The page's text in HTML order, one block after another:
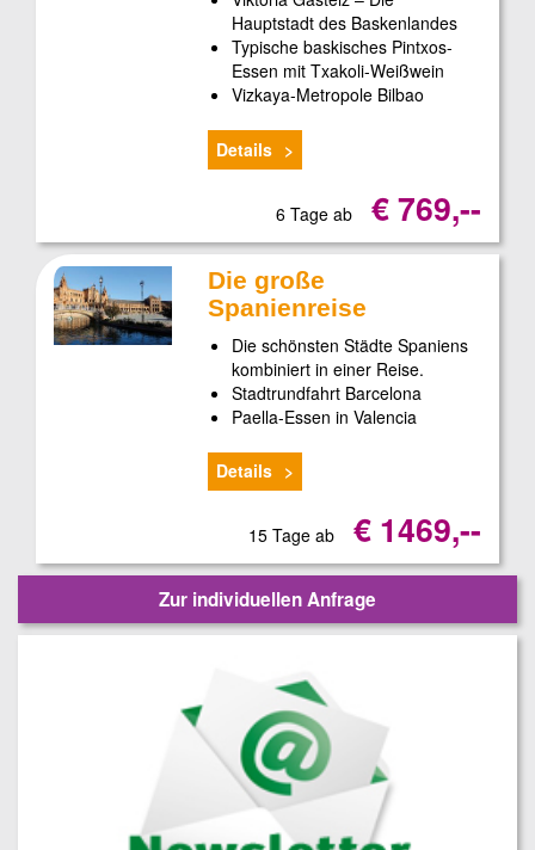
Hauptstadt des Baskenlandes
Typische baskisches Pintxos-
Essen mit Txakoli-Weißwein
Vizkaya-Metropole Bilbao
Details
6 Tage ab € 769,--
Die große
Spanienreise
Die schönsten Städte Spaniens
kombiniert in einer Reise.
Stadtrundfahrt Barcelona
Paella-Essen in Valencia
Details
15 Tage ab € 1469,--
Zur individuellen Anfrage